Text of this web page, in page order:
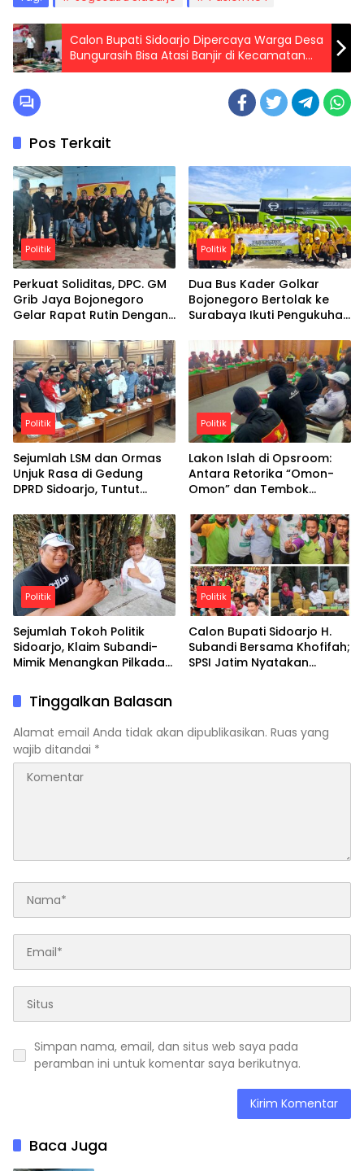
Calon Bupati Sidoarjo Dipercaya Warga Desa
Bungurasih Bisa Atasi Banjir di Kecamatan
Waru
Pos Terkait
Politik
Perkuat Soliditas, DPC. GM
Grib Jaya Bojonegoro
Gelar Rapat Rutin Dengan
DPC GM Grib Jaya
Bojonegoro optimistis
terus menghadirkan
program positif yang
bermanfaat bagi anggota
dan masyarakat luas.
Politik
Dua Bus Kader Golkar
Bojonegoro Bertolak ke
Surabaya Ikuti Pengukuhan
Politik
Sejumlah LSM dan Ormas
Unjuk Rasa di Gedung
DPRD Sidoarjo, Tuntut
dan Wakil Bupati
Politik
Lakon Islah di Opsroom:
Antara Retorika “Omon-
Omon” dan Tembok
Politik
Sejumlah Tokoh Politik
Sidoarjo, Klaim Subandi-
Mimik Menangkan Pilkada
Politik
Calon Bupati Sidoarjo H.
Subandi Bersama Khofifah;
SPSI Jatim Nyatakan
Tinggalkan Balasan
Alamat email Anda tidak akan dipublikasikan. Ruas yang
wajib ditandai *
Simpan nama, email, dan situs web saya pada
peramban ini untuk komentar saya berikutnya.
Baca Juga